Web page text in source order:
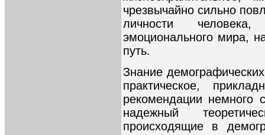
чрезвычайно сильно
личности
эмоционального мира,
путь.
Знание
практическое,
рекомендации немного
надежный
происходящие в